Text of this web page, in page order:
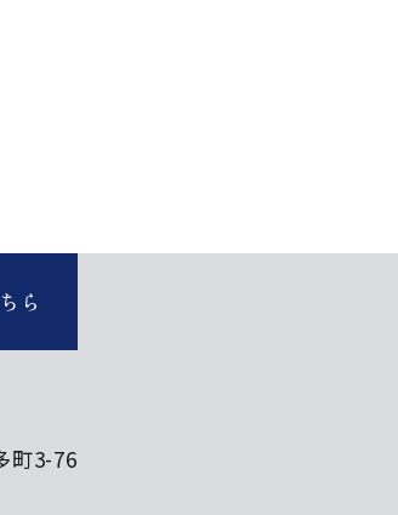
ら
町3-76